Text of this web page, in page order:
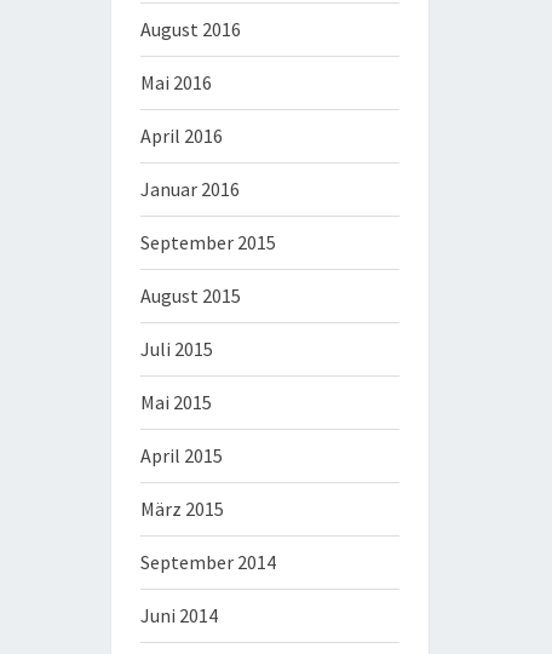
August 2016
Mai 2016
April 2016
Januar 2016
September 2015
August 2015
Juli 2015
Mai 2015
April 2015
März 2015
September 2014
Juni 2014